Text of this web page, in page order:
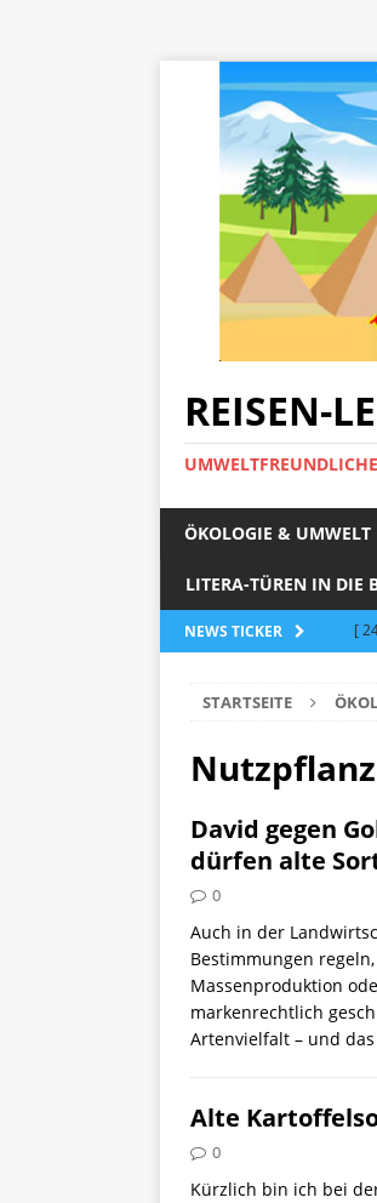
REISEN-
ÖKOLOGIE & UMWELT
LITERA-TÜREN IN DIE
NEWS TICKER [
[
[
STARTSEITE
David gegen
dürfen alte
0
Auch in der
Bestimmungen
Massenproduktion
markenrechtlich
Artenvielfalt – und
Alte
0
Kürzlich bin ich bei